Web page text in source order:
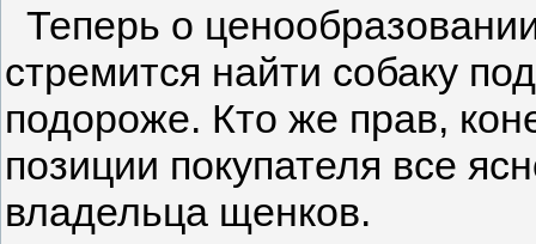
Теперь о
стремится найти собаку
подороже. Кто же прав,
позиции покупателя все
владельца щенков.